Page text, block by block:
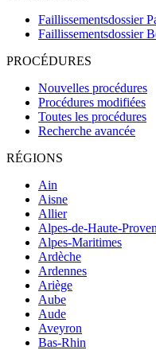
Faillissementsdossier
Faillissementsdossier
PROCÉDURES
Nouvelles procédures
Procédures modifiées
Toutes les procédures
Recherche avancée
RÉGIONS
Ain
Aisne
Allier
Alpes-de-Haute-
Alpes-Maritimes
Ardèche
Ardennes
Ariège
Aube
Aude
Aveyron
Bas-Rhin